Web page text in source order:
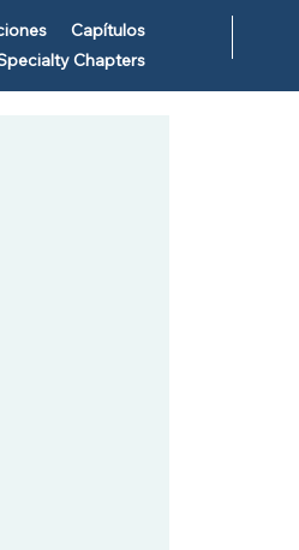
Capítulos
Chapters